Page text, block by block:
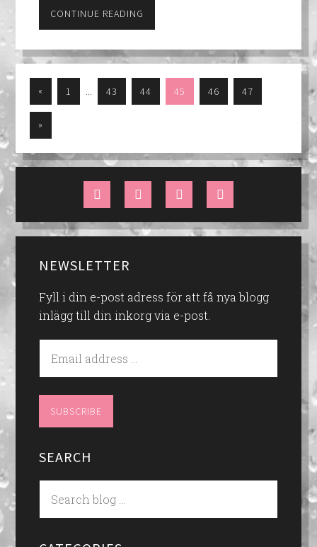
CONTINUE READING
« 1 … 43 44 45 46 47
»
NEWSLETTER
Fyll i din e-post adress för att få nya blogg
inlägg till din inkorg via e-post.
SEARCH